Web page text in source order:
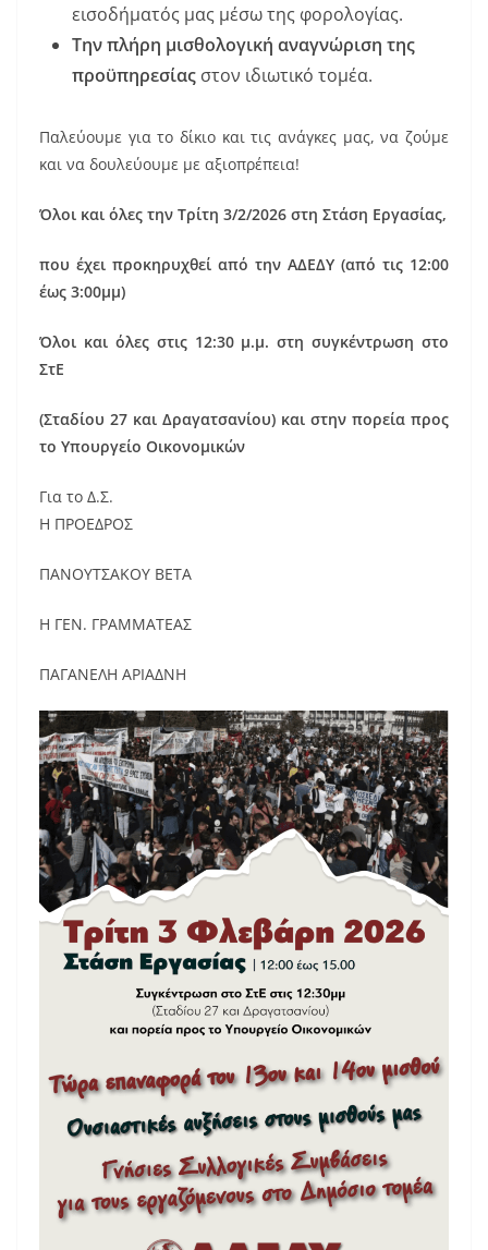
εισοδήματός μας μέσω της φορολογίας.
Την πλήρη μισθολογική αναγνώριση της
προϋπηρεσίας στον ιδιωτικό τομέα.
Παλεύουμε για το δίκιο και τις ανάγκες μας, να ζούμε
και να δουλεύουμε με αξιοπρέπεια!
Όλοι και όλες την Τρίτη 3/2/2026 στη Στάση Εργασίας,
που έχει προκηρυχθεί από την ΑΔΕΔΥ (από τις 12:00
έως 3:00μμ)
Όλοι και όλες στις 12:30 μ.μ. στη συγκέντρωση στο
ΣτΕ
(Σταδίου 27 και Δραγατσανίου) και στην πορεία προς
το Υπουργείο Οικονομικών
Για το Δ.Σ.
Η ΠΡΟΕΔΡΟΣ
ΠΑΝΟΥΤΣΑΚΟΥ ΒΕΤΑ
Η ΓΕΝ. ΓΡΑΜΜΑΤΕΑΣ
ΠΑΓΑΝΕΛΗ ΑΡΙΑΔΝΗ